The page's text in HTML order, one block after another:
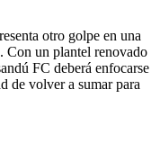
otro golpe en una
Con un plantel renovado
FC deberá enfocarse
de volver a sumar para